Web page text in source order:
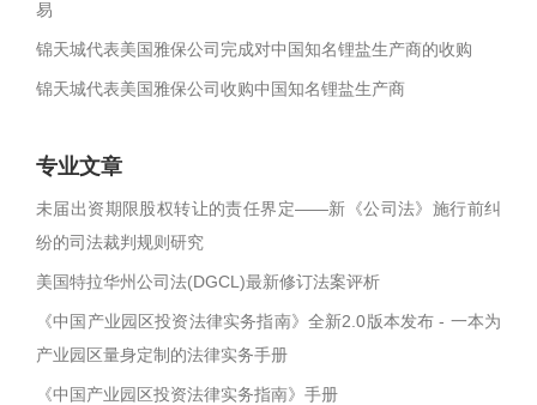
易
锦天城代表美国雅保公司完成对中国知名锂盐生产商的收购
锦天城代表美国雅保公司收购中国知名锂盐生产商
专业文章
未届出资期限股权转让的责任界定——新《公司法》施行前纠
纷的司法裁判规则研究
美国特拉华州公司法(DGCL)最新修订法案评析
《中国产业园区投资法律实务指南》全新2.0版本发布 - 一本为
产业园区量身定制的法律实务手册
《中国产业园区投资法律实务指南》手册